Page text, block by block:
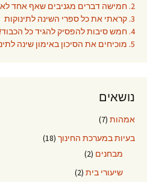
2. חמישה דברים מגניבים שאף אחד לא אמר לך על הנקה לילית
3. קראתי את כל ספרי השינה לתינוקות
4. חמש סיבות להפסיק להגיד כל הכבוד!
5. מוכיחים את הסיכון באימון שינה לתינוקות
נושאים
אמהות (7)
בעיות במערכת החינוך (18)
מבחנים (2)
שיעורי בית (2)